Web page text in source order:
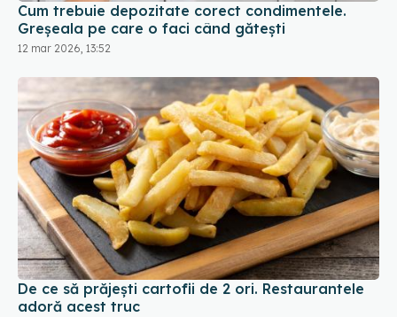
Cum trebuie depozitate corect condimentele.
Greșeala pe care o faci când gătești
12 mar 2026, 13:52
De ce să prăjești cartofii de 2 ori. Restaurantele
adoră acest truc